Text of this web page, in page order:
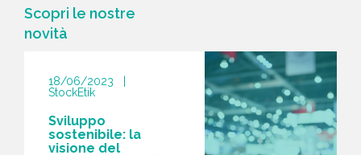
Scopri le nostre
novità
18/06/2023 |
StockEtik
Sviluppo
sostenibile: la
visione del